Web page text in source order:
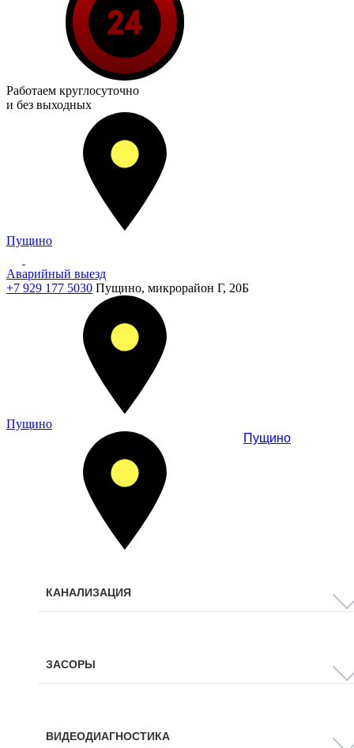
Работаем круглосуточно
и без выходных
Пущино
Аварийный выезд
+7 929 177 5030 Пущино, микрорайон Г, 20Б
Пущино
Пущино
КАНАЛИЗАЦИЯ
ЗАСОРЫ
ВИДЕОДИАГНОСТИКА